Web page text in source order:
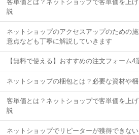
客単価とは？ネットショップで客単価を上
説
ネットショップのアクセスアップのための
意点なども丁寧に解説していきます
【無料で使える】おすすめの注文フォーム4
ネットショップの梱包とは？必要な資材や
客単価とは？ネットショップで客単価を上
説
ネットショップでリピーターが獲得できな